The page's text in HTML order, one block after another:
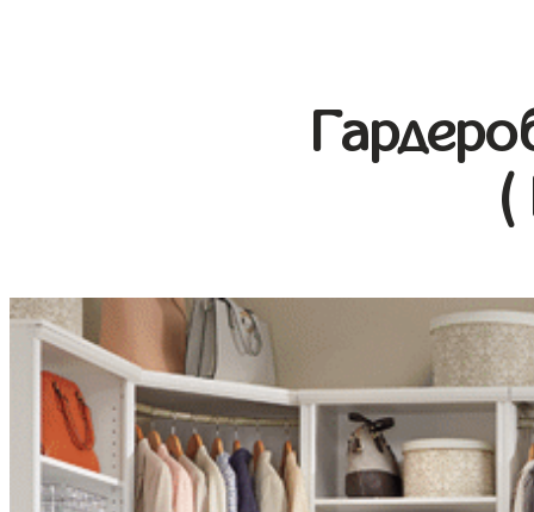
(